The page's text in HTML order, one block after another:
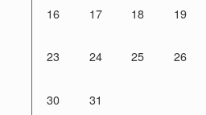
16 17 18 19
23 24 25 26
30 31